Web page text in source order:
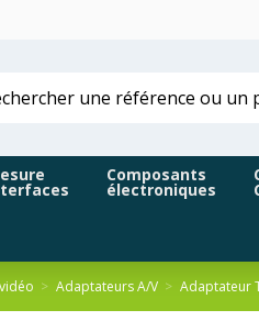
Composants
électroniques
Adaptateurs A/V Adaptateur